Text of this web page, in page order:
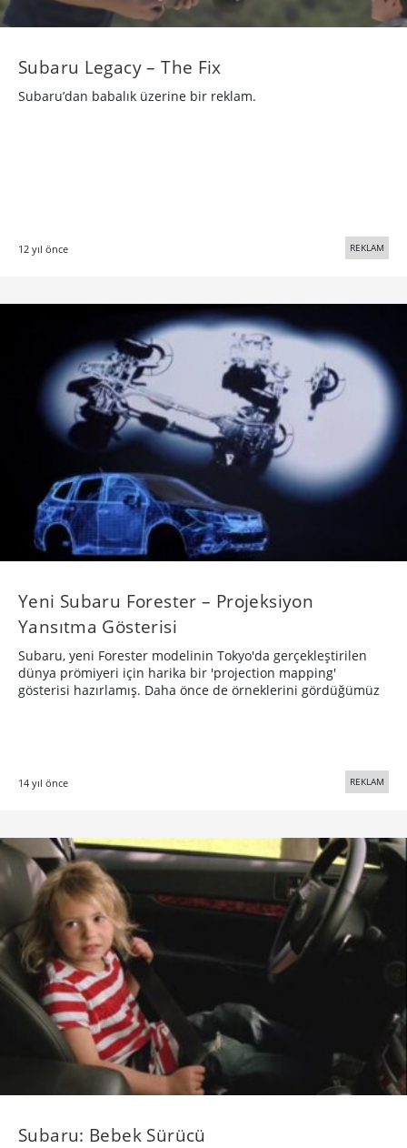
Subaru Legacy – The Fix
Subaru’dan babalık üzerine bir reklam.
12 yıl önce REKLAM
Yeni Subaru Forester – Projeksiyon
Yansıtma Gösterisi
Subaru, yeni Forester modelinin Tokyo'da gerçekleştirilen
dünya prömiyeri için harika bir 'projection mapping'
gösterisi hazırlamış. Daha önce de örneklerini gördüğümüz
14 yıl önce REKLAM
Subaru: Bebek Sürücü